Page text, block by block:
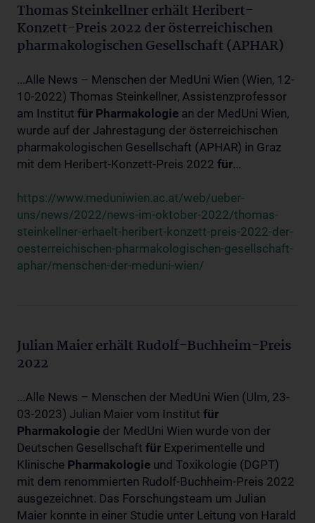
Thomas Steinkellner erhält Heribert-
Konzett-Preis 2022 der österreichischen
pharmakologischen Gesellschaft (APHAR)
...Alle News – Menschen der MedUni Wien (Wien, 12-
10-2022) Thomas Steinkellner, Assistenzprofessor
am Institut für Pharmakologie an der MedUni Wien,
wurde auf der Jahrestagung der österreichischen
pharmakologischen Gesellschaft (APHAR) in Graz
mit dem Heribert-Konzett-Preis 2022 für...
https://www.meduniwien.ac.at/web/ueber-
uns/news/2022/news-im-oktober-2022/thomas-
steinkellner-erhaelt-heribert-konzett-preis-2022-der-
oesterreichischen-pharmakologischen-gesellschaft-
aphar/menschen-der-meduni-wien/
Julian Maier erhält Rudolf-Buchheim-Preis
2022
...Alle News – Menschen der MedUni Wien (Ulm, 23-
03-2023) Julian Maier vom Institut für
Pharmakologie der MedUni Wien wurde von der
Deutschen Gesellschaft für Experimentelle und
Klinische Pharmakologie und Toxikologie (DGPT)
mit dem renommierten Rudolf-Buchheim-Preis 2022
ausgezeichnet. Das Forschungsteam um Julian
Maier konnte in einer Studie unter Leitung von Harald